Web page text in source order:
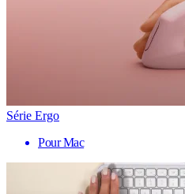
Série Ergo
Pour Mac